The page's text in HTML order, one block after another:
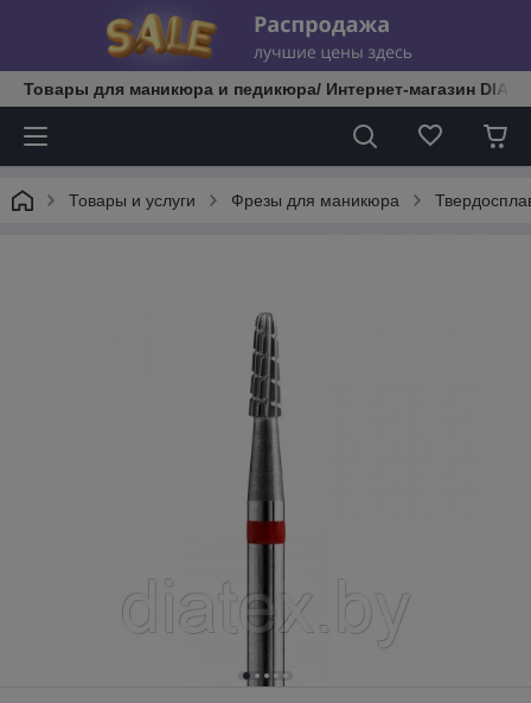
Товары для маникюра и педикюра/ Интернет-магазин
Товары и услуги Фрезы для маникюра